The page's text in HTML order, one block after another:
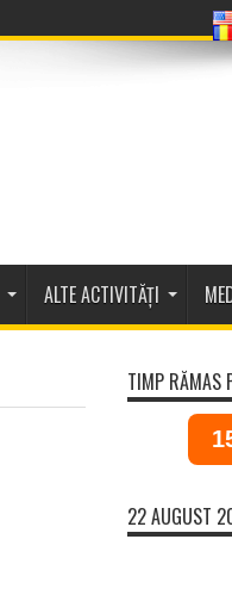
ALTE ACTIVITĂȚI
TIMP RĂMAS
22 AUGUST